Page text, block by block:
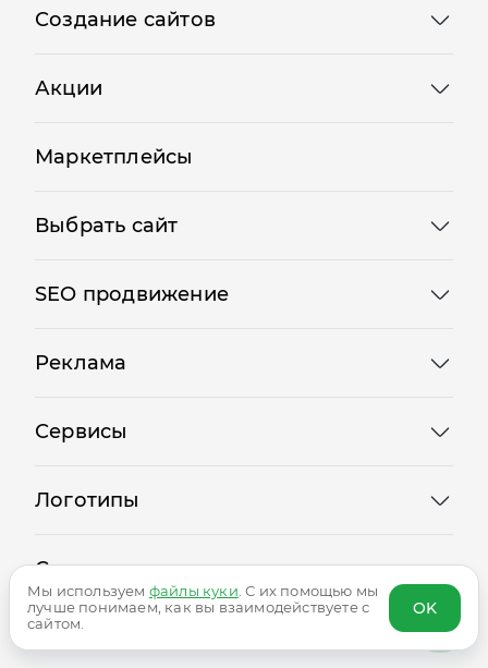
Сотрудничество
Блог
Мы используем файлы куки . С их помощью мы
лучше понимаем, как вы взаимодействуете с
сайтом.
OK